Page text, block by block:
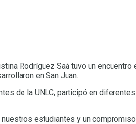
Rodríguez Saá tuvo un
en San Juan.
de la UNLC, participó en
estudiantes y un